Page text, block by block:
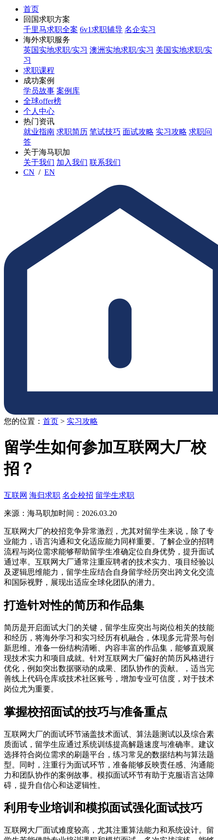
首页
回国求职方案
千里马求职全案 6v1求职辅导 名企实习
海外求职服务
英国实地求职/实习 澳洲实地求职/实习 美国实地求职/实
习
求职课程
成功案例
学员故事 案例库
全球offer榜
个人中心
热门资讯
就业指南 求职简历 笔试技巧 面试攻略 实习攻略 求职问
答
关于海马职加
关于我们 加入我们 联系我们
CN / EN
您的位置： 首页 > 实习攻略
留学生如何参加互联网大厂校
招？
互联网 海归求职 名企校招 留学生求职
来源：海马职加时间：2026.03.20
互联网大厂的校招竞争异常激烈，尤其对留学生来说，除了专
业能力，语言沟通和文化适应能力同样重要。了解企业的招聘
流程与岗位需求能够帮助留学生准确定位自身优势，提升面试
通过率。互联网大厂通常注重应聘者的技术实力、项目经验以
及逻辑思维能力，留学生应结合自身留学经历突出跨文化交流
和国际视野，展现出适应全球化团队的潜力。
打造针对性的简历和作品集
简历是开启面试大门的关键，留学生应突出与岗位相关的技能
和经历，将海外学习和实习经历有机融合，体现多元背景与创
新思维。准备一份结构清晰、内容丰富的作品集，能够直观展
现技术实力和项目成就。针对互联网大厂偏好的简历风格进行
优化，例如突出数据驱动的成果、团队协作的贡献。，适当完
善线上代码仓库或技术社区账号，增加专业可信度，对于技术
岗位尤为重要。
掌握校招面试的技巧与准备重点
互联网大厂的面试环节涵盖技术面试、算法题测试以及综合素
质面试，留学生应通过系统训练提高解题速度与准确率。建议
选择符合岗位需求的刷题平台，练习常见的数据结构与算法题
型。同时，注重行为面试环节，准备能够反映责任感、沟通能
力和团队协作的案例故事。模拟面试环节有助于克服语言达障
碍，提升自信心和达逻辑性。
利用专业培训和模拟面试强化面试技巧
互联网大厂面试难度较高，尤其注重算法能力和系统设计。留